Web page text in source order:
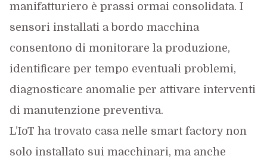
manifatturiero è prassi ormai consolidata. I
sensori installati a bordo macchina
consentono di monitorare la produzione,
identificare per tempo eventuali problemi,
diagnosticare anomalie per attivare interventi
di manutenzione preventiva.
L’IoT ha trovato casa nelle smart factory non
solo installato sui macchinari, ma anche